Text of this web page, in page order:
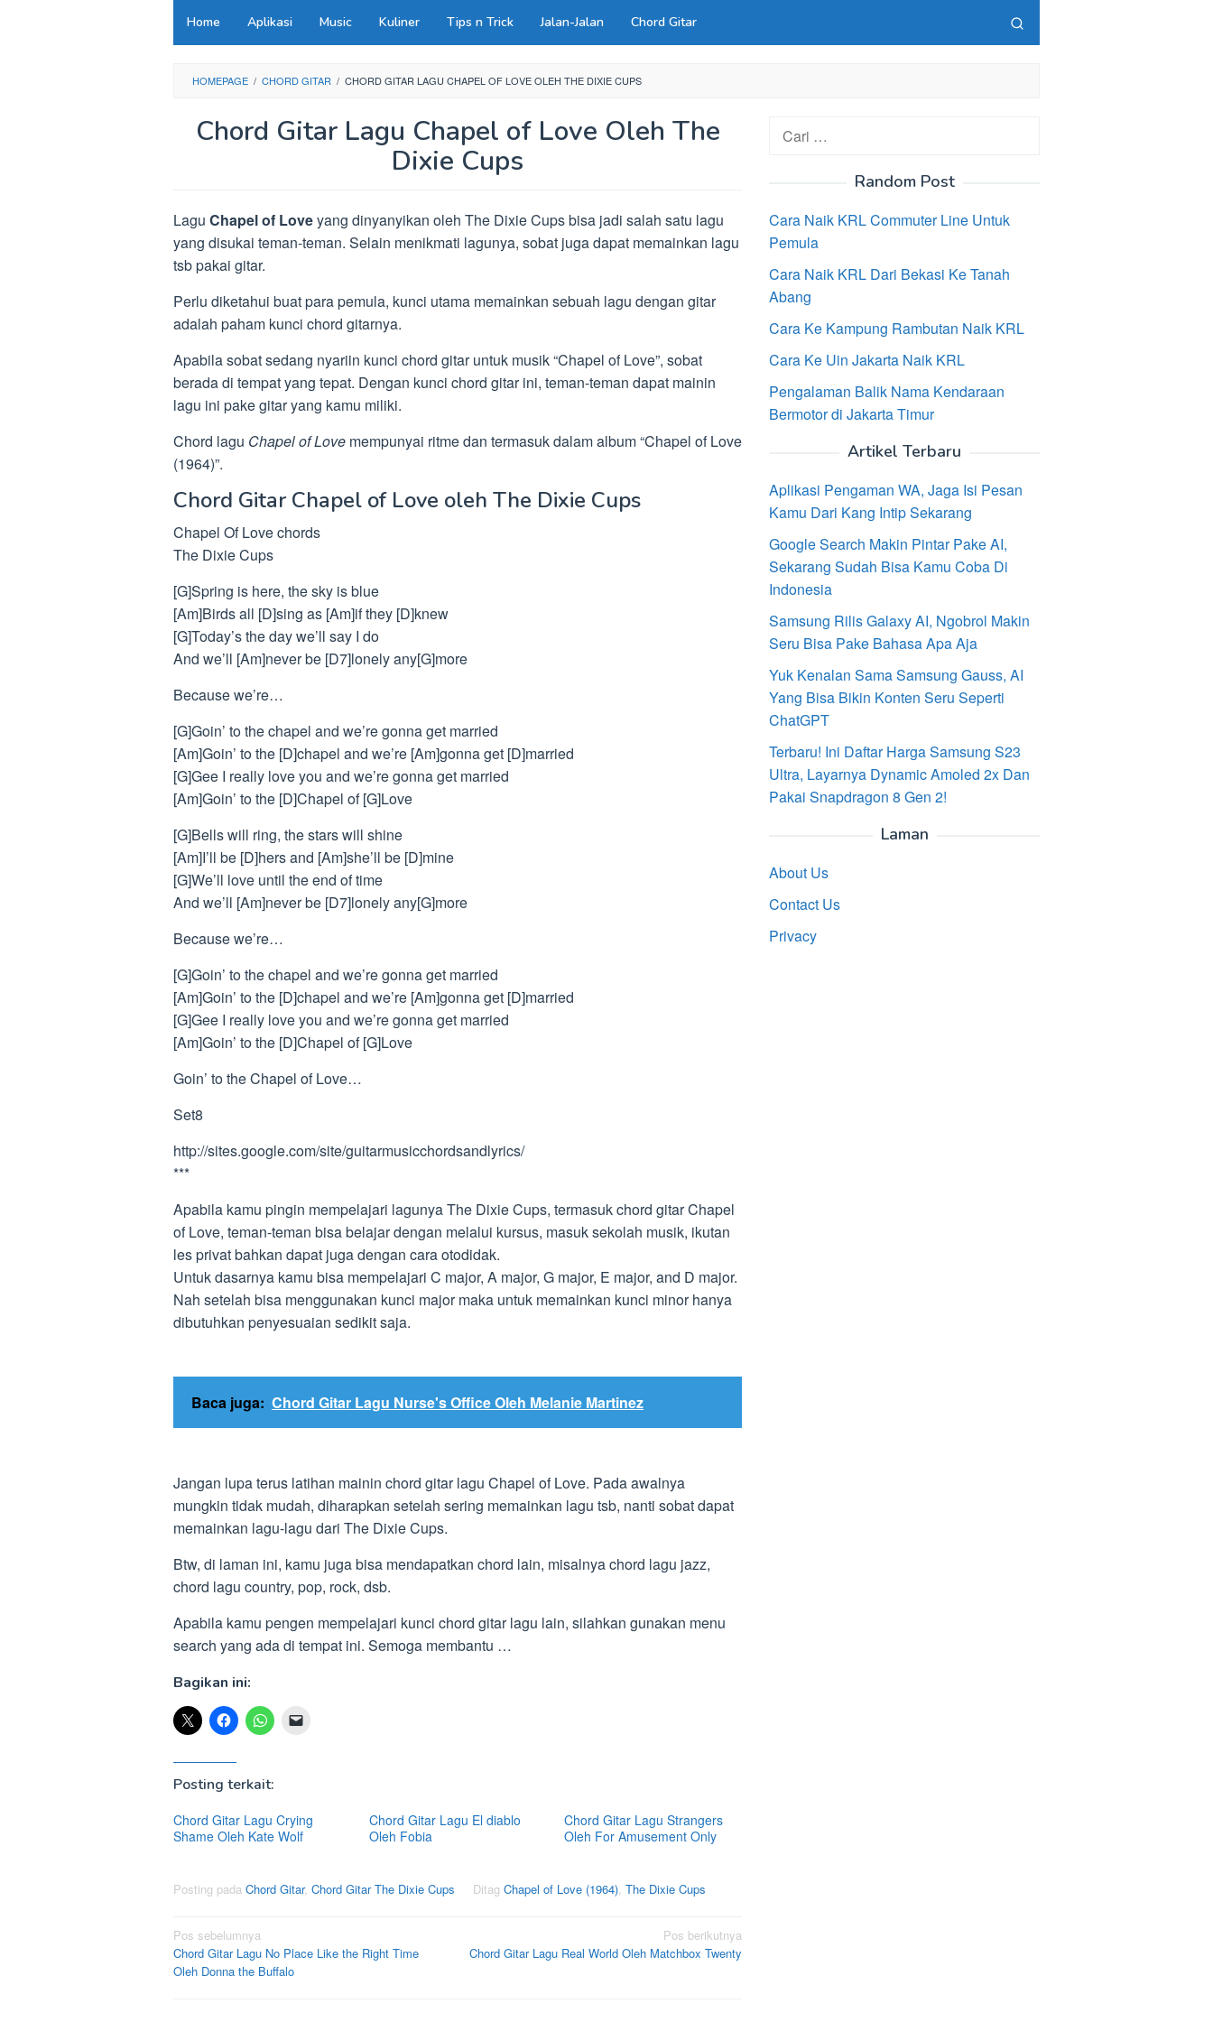
Home Aplikasi Music Kuliner Tips n Trick Jalan-Jalan Chord Gitar
HOMEPAGE / CHORD GITAR / CHORD GITAR LAGU CHAPEL OF LOVE OLEH THE DIXIE CUPS
Chord Gitar Lagu Chapel of Love Oleh The
Dixie Cups
Lagu Chapel of Loveyang dinyanyikan oleh The Dixie Cups bisa jadi salah satu lagu
yang disukai teman-teman. Selain menikmati lagunya, sobat juga dapat memainkan lagu
tsb pakai gitar.
Perlu diketahui buat para pemula, kunci utama memainkan sebuah lagu dengan gitar
adalah paham kunci chord gitarnya.
Apabila sobat sedang nyariin kunci chord gitar untuk musik “Chapel of Love”, sobat
berada di tempat yang tepat. Dengan kunci chord gitar ini, teman-teman dapat mainin
lagu ini pake gitar yang kamu miliki.
Chord lagu Chapel of Love mempunyai ritme dan termasuk dalam album “Chapel of Love
(1964)”.
Chord Gitar Chapel of Love oleh The Dixie Cups
Chapel Of Love chords
The Dixie Cups
[G]Spring is here, the sky is blue
[Am]Birds all [D]sing as [Am]if they [D]knew
[G]Today’s the day we’ll say I do
And we’ll [Am]never be [D7]lonely any[G]more
Because we’re…
[G]Goin’ to the chapel and we’re gonna get married
[Am]Goin’ to the [D]chapel and we’re [Am]gonna get [D]married
[G]Gee I really love you and we’re gonna get married
[Am]Goin’ to the [D]Chapel of [G]Love
[G]Bells will ring, the stars will shine
[Am]I’ll be [D]hers and [Am]she’ll be [D]mine
[G]We’ll love until the end of time
And we’ll [Am]never be [D7]lonely any[G]more
Because we’re…
[G]Goin’ to the chapel and we’re gonna get married
[Am]Goin’ to the [D]chapel and we’re [Am]gonna get [D]married
[G]Gee I really love you and we’re gonna get married
[Am]Goin’ to the [D]Chapel of [G]Love
Goin’ to the Chapel of Love…
Set8
http://sites.google.com/site/guitarmusicchordsandlyrics/
***
Apabila kamu pingin mempelajari lagunya The Dixie Cups, termasuk chord gitar Chapel
of Love, teman-teman bisa belajar dengan melalui kursus, masuk sekolah musik, ikutan
les privat bahkan dapat juga dengan cara otodidak.
Untuk dasarnya kamu bisa mempelajari C major, A major, G major, E major, and D major.
Nah setelah bisa menggunakan kunci major maka untuk memainkan kunci minor hanya
dibutuhkan penyesuaian sedikit saja.
Baca juga: Chord Gitar Lagu Nurse's Office Oleh Melanie Martinez
Jangan lupa terus latihan mainin chord gitar lagu Chapel of Love. Pada awalnya
mungkin tidak mudah, diharapkan setelah sering memainkan lagu tsb, nanti sobat dapat
memainkan lagu-lagu dari The Dixie Cups.
Btw, di laman ini, kamu juga bisa mendapatkan chord lain, misalnya chord lagu jazz,
chord lagu country, pop, rock, dsb.
Apabila kamu pengen mempelajari kunci chord gitar lagu lain, silahkan gunakan menu
search yang ada di tempat ini. Semoga membantu …
Bagikan ini:
Posting terkait:
Chord Gitar Lagu Crying
Shame Oleh Kate Wolf
Chord Gitar Lagu El diablo
Oleh Fobia
Chord Gitar Lagu Strangers
Oleh For Amusement Only
Posting pada Chord Gitar, Chord Gitar The Dixie Cups Ditag Chapel of Love (1964), The Dixie Cups
Navigasi
pos
Pos sebelumnya
Chord Gitar Lagu No Place Like the Right Time
Oleh Donna the Buffalo
Pos berikutnya
Chord Gitar Lagu Real World Oleh Matchbox Twenty
Cari
Random Post
Cara Naik KRL Commuter Line Untuk
Pemula
Cara Naik KRL Dari Bekasi Ke Tanah
Abang
Cara Ke Kampung Rambutan Naik KRL
Cara Ke Uin Jakarta Naik KRL
Pengalaman Balik Nama Kendaraan
Bermotor di Jakarta Timur
Artikel Terbaru
Aplikasi Pengaman WA, Jaga Isi Pesan
Kamu Dari Kang Intip Sekarang
Google Search Makin Pintar Pake AI,
Sekarang Sudah Bisa Kamu Coba Di
Indonesia
Samsung Rilis Galaxy AI, Ngobrol Makin
Seru Bisa Pake Bahasa Apa Aja
Yuk Kenalan Sama Samsung Gauss, AI
Yang Bisa Bikin Konten Seru Seperti
ChatGPT
Terbaru! Ini Daftar Harga Samsung S23
Ultra, Layarnya Dynamic Amoled 2x Dan
Pakai Snapdragon 8 Gen 2!
Laman
About Us
Contact Us
Privacy